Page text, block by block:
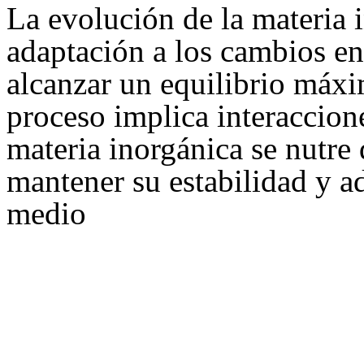
La evolución de la materia
adaptación a los cambios
alcanzar un equilibrio
proceso implica
materia inorgánica se
mantener su estabilidad y
medio